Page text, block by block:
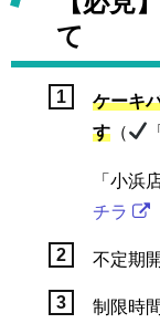
て
ケーキ
す （
「小浜
チラ
不定期
制限時